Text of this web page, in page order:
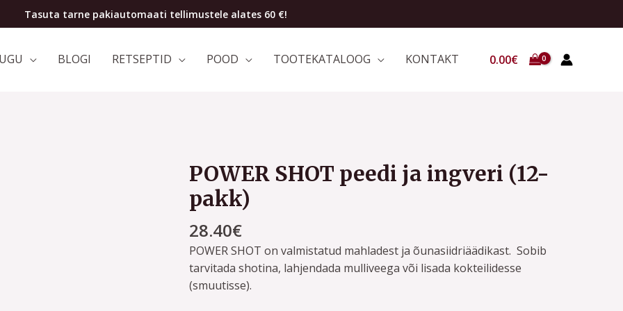
Tasuta tarne pakiautomaati tellimustele alates 60 €!
BLOGI RETSEPTID POOD TOOTEKATALOOG KONTAKT 0.00€
POWER SHOT peedi ja ingveri (12-
pakk)
28.40€
POWER SHOT on valmistatud mahladest ja õunasiidriäädikast. Sobib
tarvitada shotina, lahjendada mulliveega või lisada kokteilidesse
(smuutisse).
POWER
SHOT
peedi
ingveri
(12-
pakk)
kogus
ingveri
pakk)